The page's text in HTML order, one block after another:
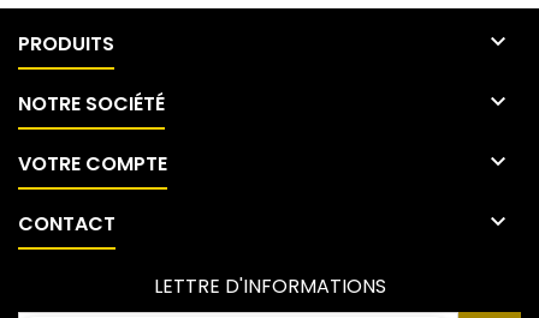
PRODUITS 
NOTRE SOCIÉTÉ 
VOTRE COMPTE 
CONTACT 
LETTRE D'INFORMATIONS